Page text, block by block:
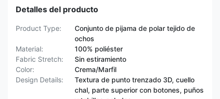
Detalles del producto
Product Type:
Conjunto de pijama de polar tejido de
ochos
Material:
100% poliéster
Fabric Stretch:
Sin estiramiento
Color:
Crema/Marfil
Design Details:
Textura de punto trenzado 3D, cuello
chal, parte superior con botones, puños